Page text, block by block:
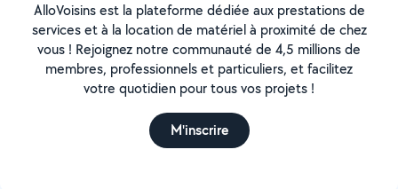
AlloVoisins est la plateforme dédiée aux prestations de
services et à la location de matériel à proximité de chez
vous ! Rejoignez notre communauté de 4,5 millions de
membres, professionnels et particuliers, et facilitez
votre quotidien pour tous vos projets !
M'inscrire